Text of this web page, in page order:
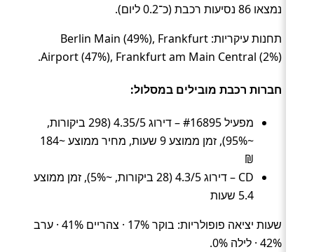
נמצאו 86 נסיעות רכבת (כ־0.2 ליום).
תחנות עיקריות: Berlin Main (49%), Frankfurt
Airport (47%), Frankfurt am Main Central (2%).
חברות רכבת מובילים במסלול:
מפעיל #16895 – דירוג 4.35/5 (298 ביקורות,
~95%), זמן ממוצע 9 שעות, מחיר ממוצע ~184
₪
CD – דירוג 4.3/5 (28 ביקורות, ~5%), זמן ממוצע
5.4 שעות
שעות יציאה פופולריות: בוקר 17% · צהריים 41% · ערב
42% · לילה 0%.